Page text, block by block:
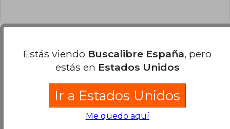
Opiniones sobre Buscalibre
Ver más opiniones de clientes
Estás viendo Buscalibre España, pero
estás en Estados Unidos
Ir a Estados Unidos
Me quedo aquí